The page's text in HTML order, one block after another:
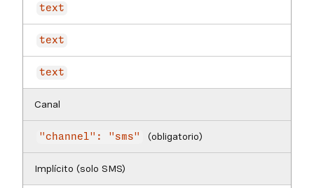
text
text
text
Canal
"channel": "sms" (obligatorio)
Implícito (solo SMS)